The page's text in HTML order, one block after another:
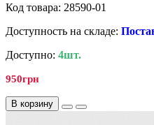
Код товара: 28590-01
Доступность на складе:
Доступно: 4шт.
950грн
В корзину